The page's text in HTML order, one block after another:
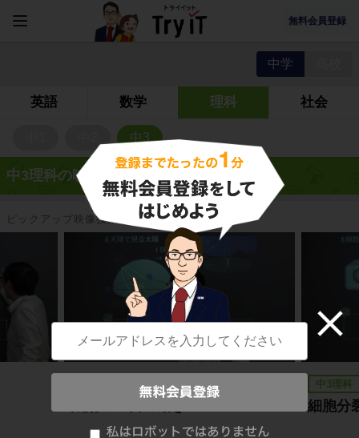
無料会員登録
中学
英語 数学 理科 社会
中3
中3理科の映像授業
ピックアップ映像授業
細胞分
中3理科